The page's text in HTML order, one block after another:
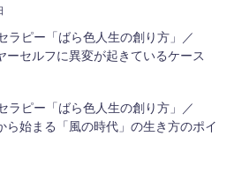
ラピー「ばら色人生の創り方」／
ーセルフに異変が起きているケース
ラピー「ばら色人生の創り方」／
ら始まる「風の時代」の生き方のポイ